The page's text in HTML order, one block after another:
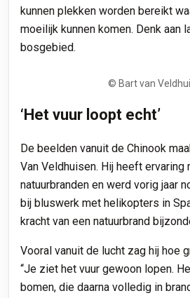
kunnen plekken worden bereikt
moeilijk kunnen komen. Denk aan
bosgebied.
© Bart van
‘Het vuur loopt echt’
De beelden vanuit de Chinook
Van Veldhuisen. Hij heeft ervaring
natuurbranden en werd vorig jaar
bij bluswerk met helikopters in
kracht van een natuurbrand
Vooral vanuit de lucht zag hij hoe
“Je ziet het vuur gewoon lopen.
bomen, die daarna volledig in